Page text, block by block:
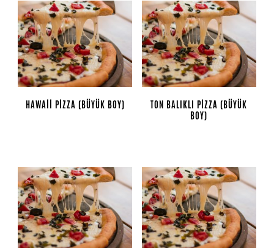
HAWAII PIZZA (BÜYÜK BOY)
TON BALIKLI PIZZA (BÜYÜK
BOY)